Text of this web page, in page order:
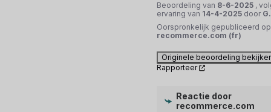
Beoordeling van 8-6-2025 ,
ervaring van 14-4-2025 door
Oorspronkelijk gepubliceerd op
recommerce.com (fr)
Originele beoordeling
Rapporteer
Reactie door
recommerce.com